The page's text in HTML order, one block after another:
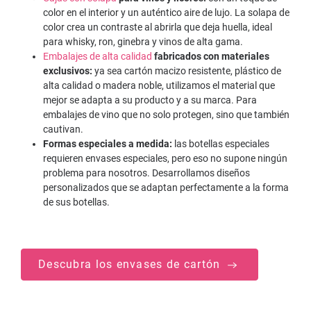
color en el interior y un auténtico aire de lujo. La solapa de
color crea un contraste al abrirla que deja huella, ideal
para whisky, ron, ginebra y vinos de alta gama.
Embalajes de alta calidad fabricados con materiales
exclusivos: ya sea cartón macizo resistente, plástico de
alta calidad o madera noble, utilizamos el material que
mejor se adapta a su producto y a su marca. Para
embalajes de vino que no solo protegen, sino que también
cautivan.
Formas especiales a medida: las botellas especiales
requieren envases especiales, pero eso no supone ningún
problema para nosotros. Desarrollamos diseños
personalizados que se adaptan perfectamente a la forma
de sus botellas.
Descubra los envases de cartón